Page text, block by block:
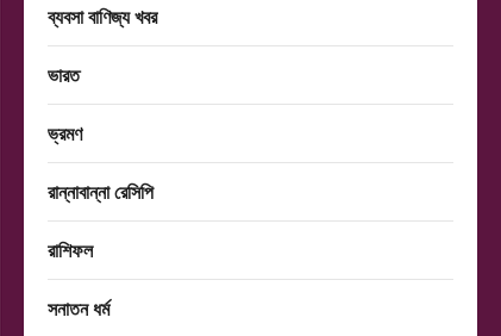
ব্যবসা বাণিজ্য খবর
ভারত
ভ্রমণ
রান্নাবান্না রেসিপি
রাশিফল
সনাতন ধর্ম